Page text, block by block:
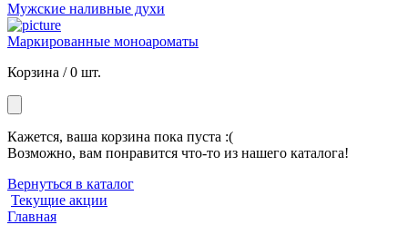
Мужские наливные духи
Маркированные моноароматы
Корзина /0 шт.
Кажется, ваша корзина пока пуста :(
Возможно, вам понравится что-то из нашего каталога!
Вернуться в каталог
Текущие акции
Главная